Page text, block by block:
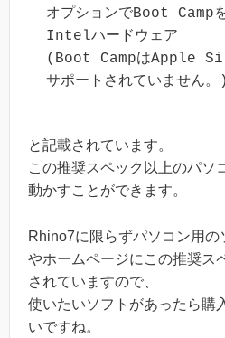
オプションでBoot Camp
Intelハードウェア
(Boot CampはApple
サポートされていません。)
と記載されています。
この推奨スペック以上のパソ
動かすことができます。
Rhino7に限らずパソコン用
やホームページにこの推奨ス
されていますので、
使いたいソフトがあったら購
いですね。